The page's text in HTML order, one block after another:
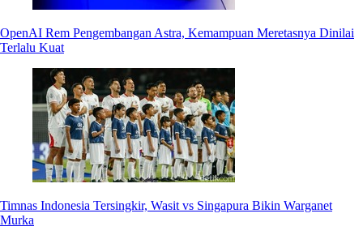
OpenAI Rem Pengembangan Astra, Kemampuan Meretasnya Dinilai
Terlalu Kuat
Timnas Indonesia Tersingkir, Wasit vs Singapura Bikin Warganet
Murka